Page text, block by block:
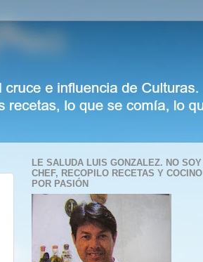
LE SALUDA LUIS GONZALEZ. NO SOY
CHEF, RECOPILO RECETAS Y COCINO
POR PASIÓN